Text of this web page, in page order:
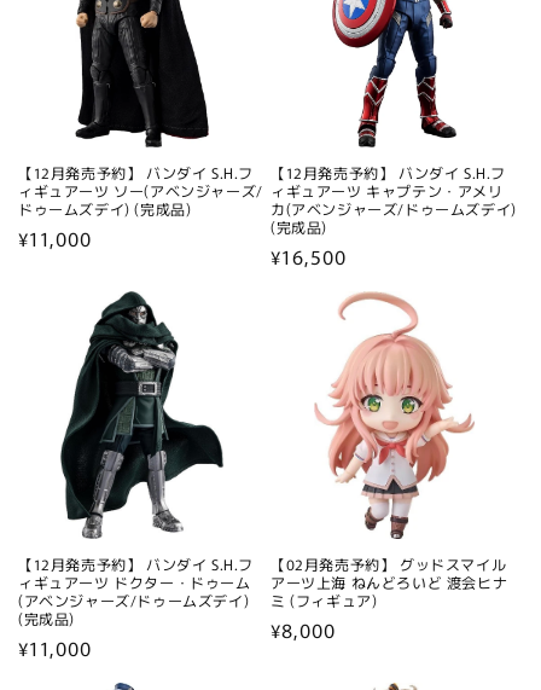
【12月発売予約】 バンダイ S.H.フ
ィギュアーツ ソー(アベンジャーズ/
ドゥームズデイ) (完成品)
通
¥11,000
【12月発売予約】 バンダイ S.H.フ
ィギュアーツ キャプテン・アメリ
カ(アベンジャーズ/ドゥームズデイ)
(完成品)
通
¥16,500
【12月発売予約】 バンダイ S.H.フ
ィギュアーツ ドクター・ドゥーム
(アベンジャーズ/ドゥームズデイ)
(完成品)
通
¥11,000
【02月発売予約】 グッドスマイル
アーツ上海 ねんどろいど 渡会ヒナ
ミ (フィギュア)
通
¥8,000